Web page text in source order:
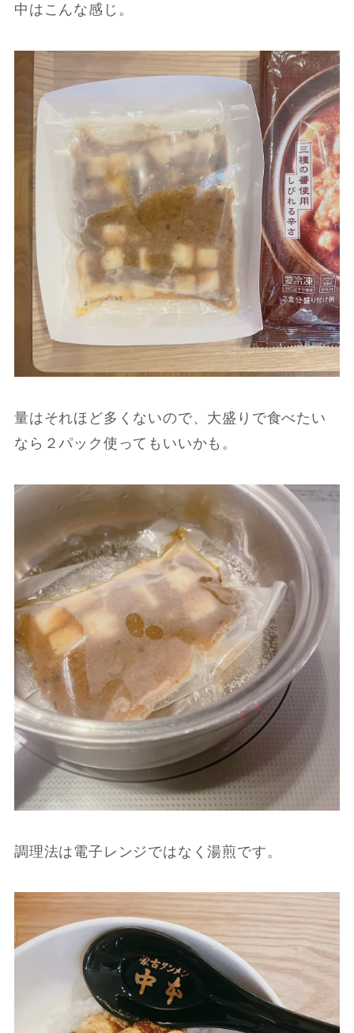
中はこんな感じ。
量はそれほど多くないので、大盛りで食べたい
なら２パック使ってもいいかも。
調理法は電子レンジではなく湯煎です。